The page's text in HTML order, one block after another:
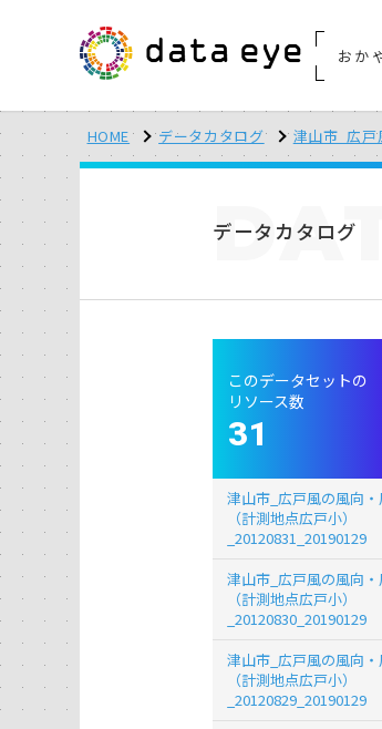
おか
HOME データカタログ 津山市_広
データカタログ
このデータセットの
リソース数
31
津山市_広戸風の風向・
（計測地点広戸小）
_20120831_20190129
津山市_広戸風の風向・
（計測地点広戸小）
_20120830_20190129
津山市_広戸風の風向・
（計測地点広戸小）
_20120829_20190129